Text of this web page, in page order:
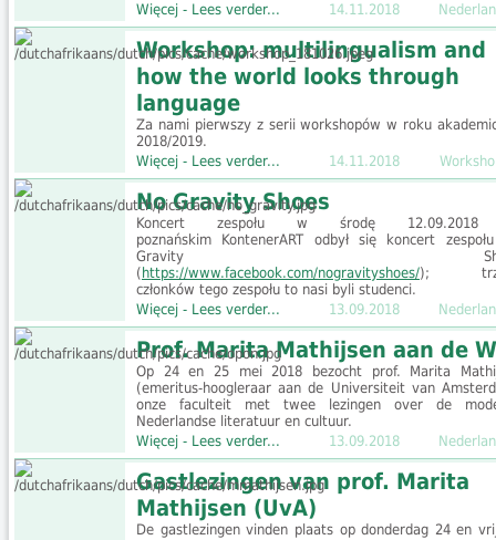
Więcej - Lees verder...
14.11.2018
Workshop: multilingualism and
how the world looks through
language
Za nami pierwszy z serii workshopów w roku
2018/2019.
Więcej - Lees verder...
14.11.2018
No Gravity Shoes
Koncert zespołu w środę
poznańskim KontenerART odbył się koncert
Gravity
(https://www.facebook.com/nogravityshoes/);
członków tego zespołu to nasi byli studenci.
Więcej - Lees verder...
13.09.2018
Prof. Marita Mathijsen aan de
Op 24 en 25 mei 2018 bezocht prof. Marita
(emeritus-hoogleraar aan de Universiteit van
onze faculteit met twee lezingen over de
Nederlandse literatuur en cultuur.
Więcej - Lees verder...
13.09.2018
Gastlezingen van prof. Marita
Mathijsen (UvA)
De gastlezingen vinden plaats op donderdag 24 en